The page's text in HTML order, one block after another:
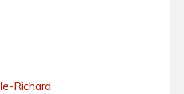
Richard